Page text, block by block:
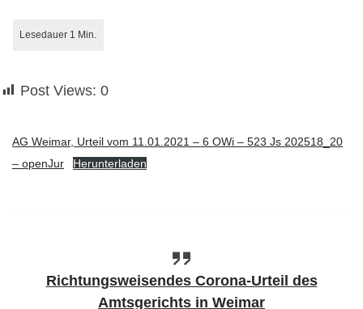
Post Views: 0
AG Weimar, Urteil vom 11.01.2021 – 6 OWi – 523 Js 202518_20
– openJur
Herunterladen
Richtungsweisendes Corona-Urteil des
Amtsgerichts in Weimar